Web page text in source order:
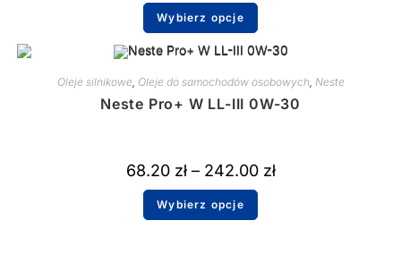
Wybierz opcje
Oleje silnikowe Oleje do samochodów osobowych, Neste
Neste Pro+ W LL-III 0W-30
68.20 zł – 242.00 zł
Wybierz opcje